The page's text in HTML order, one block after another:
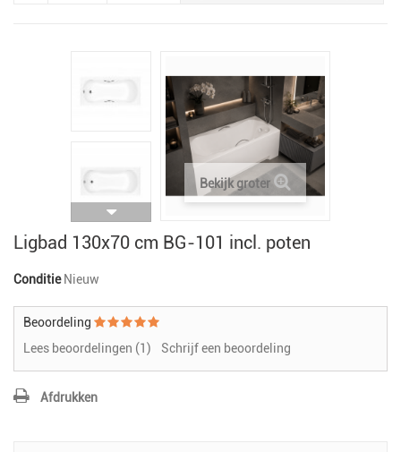
Bekijk groter
Ligbad 130x70 cm BG-101 incl. poten
Conditie Nieuw
Beoordeling
Lees beoordelingen (1) Schrijf een beoordeling
Afdrukken